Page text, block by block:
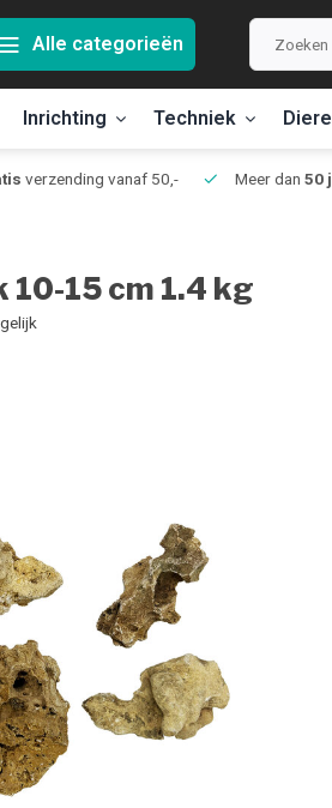
Alle categorieën
Inrichting Techniek
verzending vanaf 50,- Meer dan 50
10-15 cm 1.4 kg